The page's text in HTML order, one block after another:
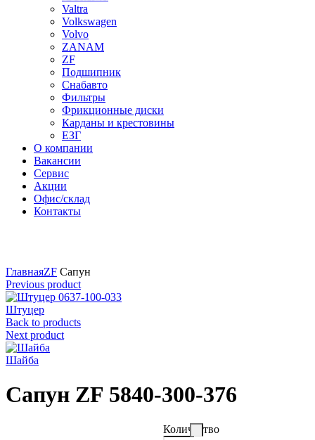
Valtra
Volkswagen
Volvo
ZANAM
ZF
Подшипник
Снабавто
Фильтры
Фрикционные диски
Карданы и крестовины
ЕЗГ
О компании
Вакансии
Сервис
Акции
Офис/склад
Контакты
ГлавнаяZF Сапун
Previous product
Штуцер
Back to products
Next product
Шайба
Сапун ZF 5840-300-376
Количество